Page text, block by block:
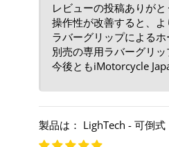
レビューの投稿ありがと
操作性が改善すると、
ラバーグリップによる
別売の専用ラバーグリ
今後ともiMotorcycle
LighTech - 可倒